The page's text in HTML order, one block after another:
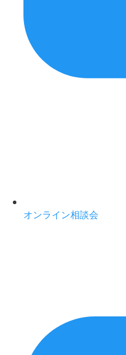
オンライン相談会